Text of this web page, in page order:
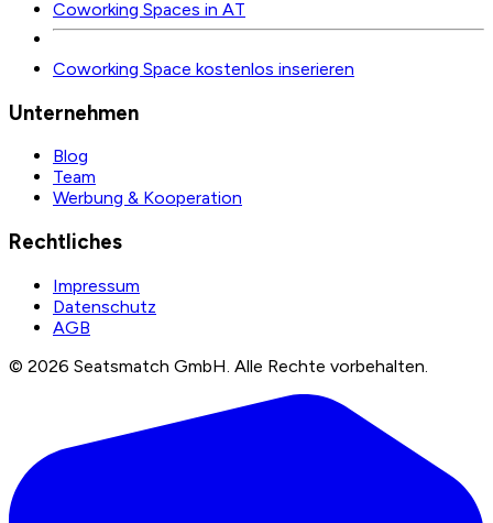
Coworking Spaces in AT
Coworking Space kostenlos inserieren
Unternehmen
Blog
Team
Werbung & Kooperation
Rechtliches
Impressum
Datenschutz
AGB
© 2026 Seatsmatch GmbH. Alle Rechte vorbehalten.